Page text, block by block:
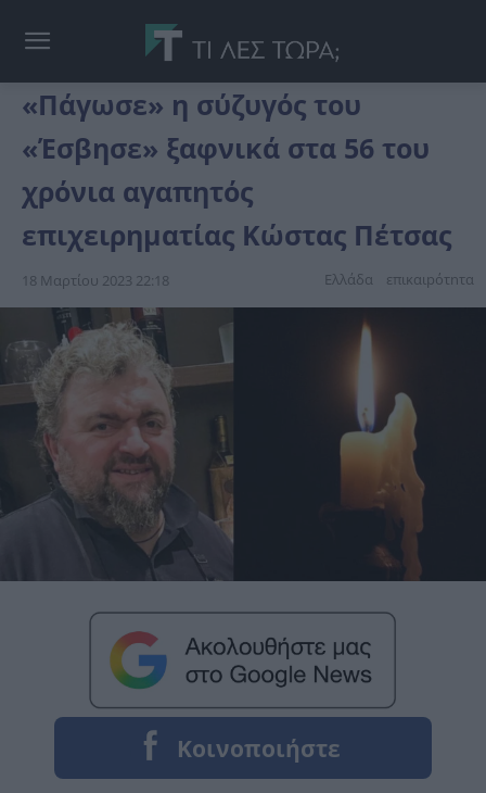
«Πάγωσε» η σύζυγός του
«Έσβησε» ξαφνικά στα 56 του
χρόνια αγαπητός
επιχειρηματίας Κώστας Πέτσας
18 Μαρτίου 2023 22:18 Ελλάδα επικαιpότnτα